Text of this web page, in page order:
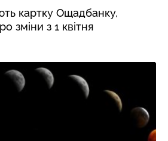
картку Ощадбанку,
зміни з 1 квітня